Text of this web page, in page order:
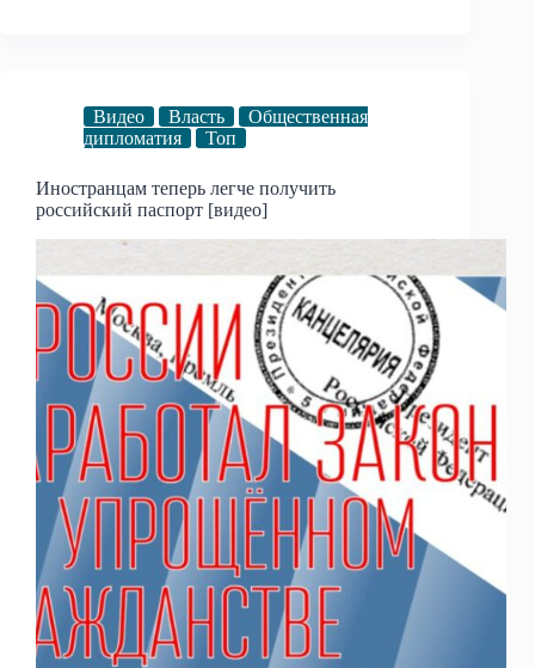
Видео Власть
Общественная
дипломатия
Топ
Иностранцам теперь легче получить
российский паспорт [видео]